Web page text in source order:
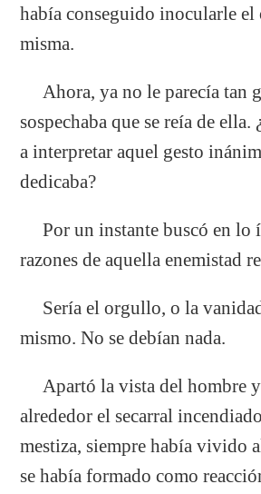
había conseguido inocularle
misma.
Ahora, ya no le parecía tan
sospechaba que se reía de
a interpretar aquel gesto
dedicaba?
Por un instante buscó en lo
razones de aquella enemistad
Sería el orgullo, o la
mismo. No se debían nada.
Apartó la vista del hombre y
alrededor el secarral
mestiza, siempre había vivido
se había formado como